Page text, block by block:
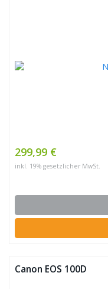
299,99 €
inkl. 19% gesetzlicher MwSt.
Canon EOS 100D